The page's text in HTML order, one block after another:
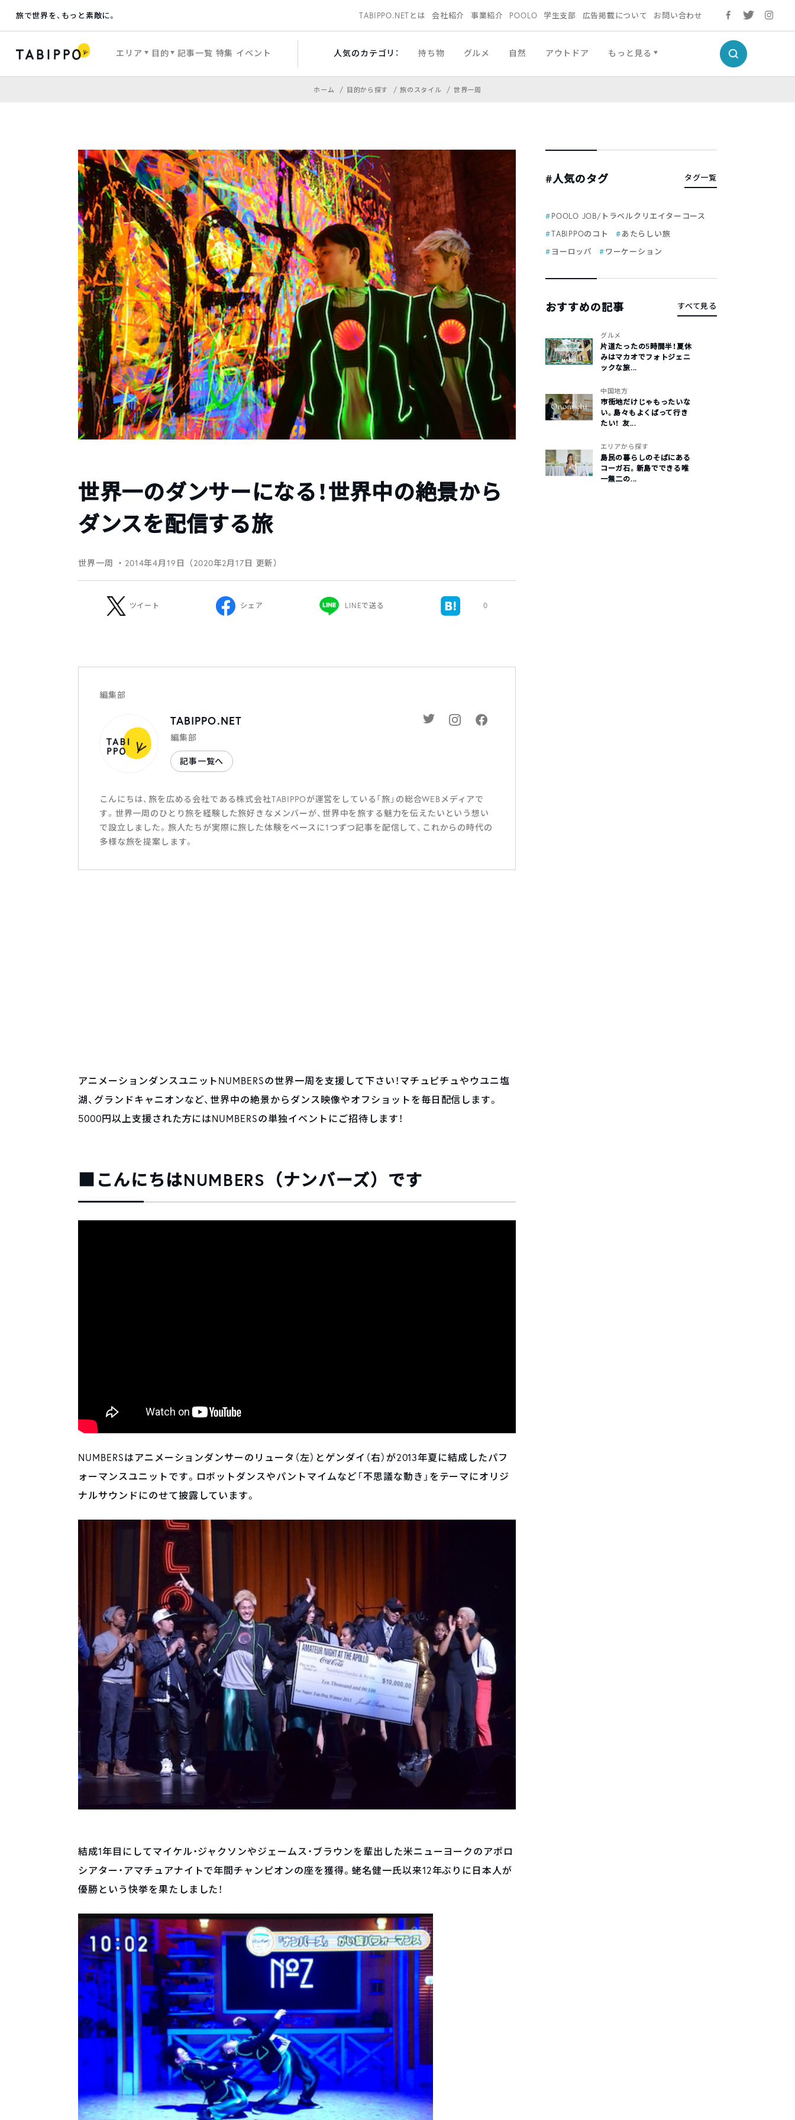
旅で世界を、もっと素敵に。 TABIPPO.NETとは 会社紹介 事業紹介 POOLO 学生支部 広告掲載について お問い合わせ
エリア 目的 記事一覧 特集 イベント 人気のカテゴリ： 持ち物 グルメ 自然 アウトドア もっと見る
ホーム 目的から探す 旅のスタイル 世界一周
世界一のダンサーになる！世界中の絶景から
ダンスを配信する旅
世界一周 ・2014年4月19日（2020年2月17日 更新）
ツイート シェア LINEで送る 0
編集部
TABIPPO.NET
編集部
記事一覧へ
こんにちは、旅を広める会社である株式会社TABIPPOが運営をしている「旅」の総合WEBメディアで
す。世界一周のひとり旅を経験した旅好きなメンバーが、世界中を旅する魅力を伝えたいという想い
で設立しました。旅人たちが実際に旅した体験をベースに1つずつ記事を配信して、これからの時代の
多様な旅を提案します。
アニメーションダンスユニットNUMBERSの世界一周を支援して下さい！マチュピチュやウユニ塩
湖、グランドキャニオンなど、世界中の絶景からダンス映像やオフショットを毎日配信します。
5000円以上支援された方にはNUMBERSの単独イベントにご招待します！
■こんにちはNUMBERS（ナンバーズ）です
NUMBERSはアニメーションダンサーのリュータ（左）とゲンダイ（右）が2013年夏に結成したパフ
ォーマンスユニットです。ロボットダンスやパントマイムなど「不思議な動き」をテーマにオリジ
ナルサウンドにのせて披露しています。
結成1年目にしてマイケル・ジャクソンやジェームス・ブラウンを輩出した米ニューヨークのアポロ
シアター・アマチュアナイトで年間チャンピオンの座を獲得。蛯名健一氏以来12年ぶりに日本人が
優勝という快挙を果たしました！
#人気のタグ タグ一覧
POOLO JOB/トラベルクリエイターコース
TABIPPOのコト
あたらしい旅
ヨーロッパ
ワーケーション
おすすめの記事 すべて見る
グルメ
片道たったの5時間半！夏休
みはマカオでフォトジェニ
ックな旅...
中国地方
市街地だけじゃもったいな
い。島々もよくばって行き
たい！ 友...
エリアから探す
島民の暮らしのそばにある
コーガ石。新島でできる唯
一無二の...